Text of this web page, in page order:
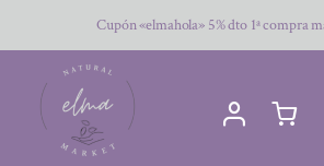
al
contenido
Cupón «elmahola» 5% dto 1ª compra